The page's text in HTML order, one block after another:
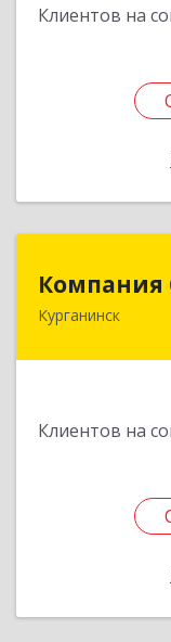
Клиентов на
Компания
Курганинск
Клиентов на
352430,